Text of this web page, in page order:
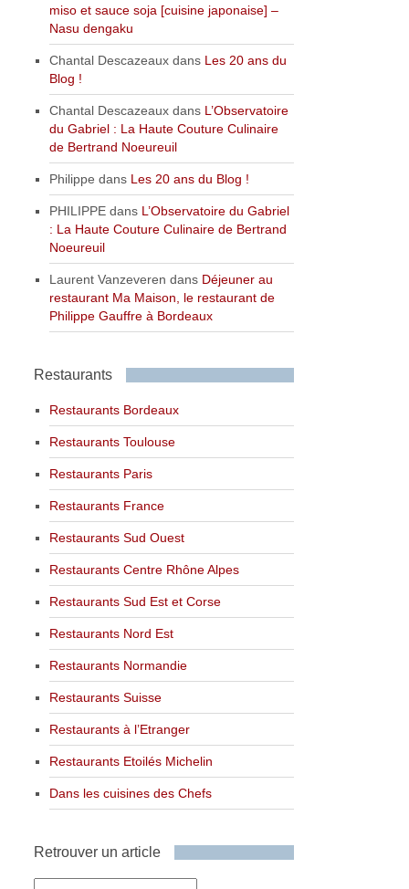
miso et sauce soja [cuisine japonaise] –
Nasu dengaku
Chantal Descazeaux dans Les 20 ans du
Blog !
Chantal Descazeaux dans L’Observatoire
du Gabriel : La Haute Couture Culinaire
de Bertrand Noeureuil
Philippe dans Les 20 ans du Blog !
PHILIPPE dans L’Observatoire du Gabriel
: La Haute Couture Culinaire de Bertrand
Noeureuil
Laurent Vanzeveren dans Déjeuner au
restaurant Ma Maison, le restaurant de
Philippe Gauffre à Bordeaux
Restaurants
Restaurants Bordeaux
Restaurants Toulouse
Restaurants Paris
Restaurants France
Restaurants Sud Ouest
Restaurants Centre Rhône Alpes
Restaurants Sud Est et Corse
Restaurants Nord Est
Restaurants Normandie
Restaurants Suisse
Restaurants à l’Etranger
Restaurants Etoilés Michelin
Dans les cuisines des Chefs
Retrouver un article